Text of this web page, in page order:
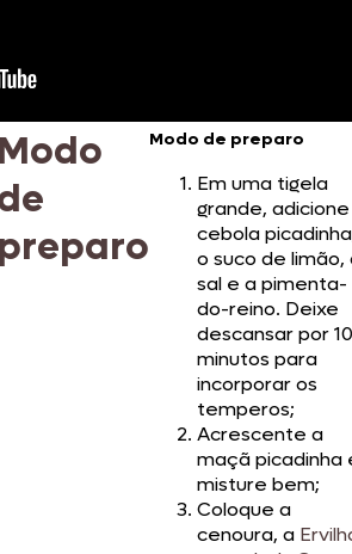
Modo
preparo
Modo de preparo
Em uma tigela
grande,
cebola
o suco de limão,
sal e a pimenta-
do-reino. Deixe
descansar por 10
minutos para
incorporar os
temperos;
Acrescente a
maçã picadinha
misture bem;
Coloque a
cenoura, a